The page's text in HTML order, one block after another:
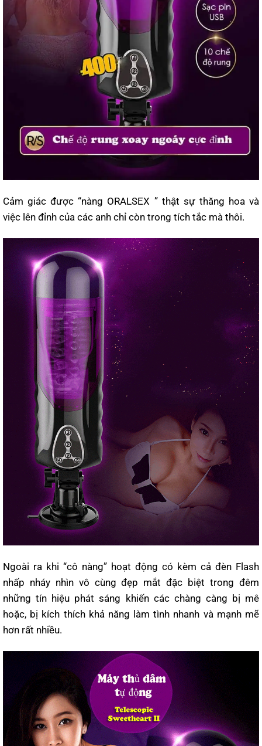
Cảm giác được “nàng ORALSEX ” thật sự thăng hoa và
việc lên đỉnh của các anh chỉ còn trong tích tắc mà thôi.
Ngoài ra khi “cô nàng” hoạt động có kèm cả đèn Flash
nhấp nháy nhìn vô cùng đẹp mắt đặc biệt trong đêm
những tín hiệu phát sáng khiến các chàng càng bị mê
hoặc, bị kích thích khả năng làm tình nhanh và mạnh mẽ
hơn rất nhiều.